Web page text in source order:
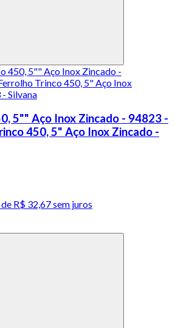
5"" Aço Inox Zincado - 94823 -
450, 5" Aço Inox Zincado -
R$ 32,67sem juros